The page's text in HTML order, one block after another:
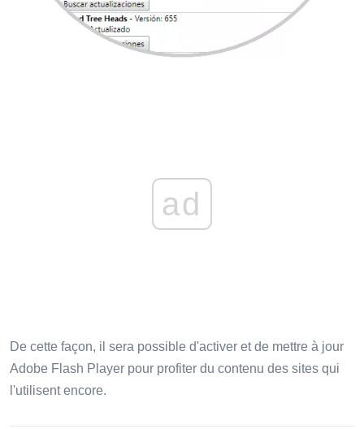
ad
De cette façon, il sera possible d'activer et de mettre à jour
Adobe Flash Player pour profiter du contenu des sites qui
l'utilisent encore.